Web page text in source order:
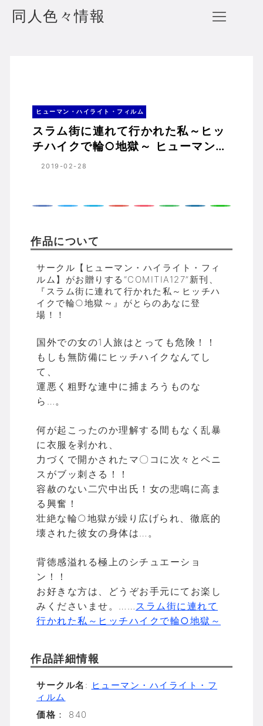
同人色々情報
ヒューマン・ハイライト・フィルム
スラム街に連れて行かれた私～ヒッ
チハイクで輪○地獄～ ヒューマン・
ハイライト・フィルム
2019-02-28
作品について
サークル【ヒューマン・ハイライト・フィ
ルム】がお贈りする“COMITIA127”新刊、
『スラム街に連れて行かれた私～ヒッチハ
イクで輪○地獄～』がとらのあなに登
場！！
国外での女の1人旅はとっても危険！！
もしも無防備にヒッチハイクなんてし
て、
運悪く粗野な連中に捕まろうものな
ら…。
何が起こったのか理解する間もなく乱暴
に衣服を剥かれ、
力づくで開かされたマ〇コに次々とペニ
スがブッ刺さる！！
容赦のない二穴中出氏！女の悲鳴に高ま
る興奮！
壮絶な輪○地獄が繰り広げられ、徹底的
壊された彼女の身体は…。
背徳感溢れる極上のシチュエーショ
ン！！
お好きな方は、どうぞお手元にてお楽し
みくださいませ。……スラム街に連れて
行かれた私～ヒッチハイクで輪○地獄～
作品詳細情報
サークル名 : ヒューマン・ハイライト・フ
ィルム
価格 ： 840